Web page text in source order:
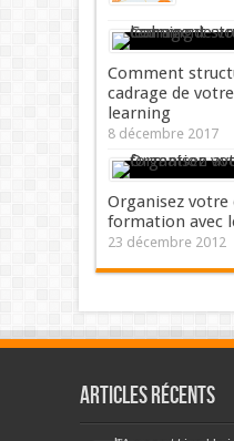
Comment
cadrage de
learning
8 décembre 2017
Organisez
formation avec
23 décembre 2012
Articles récents